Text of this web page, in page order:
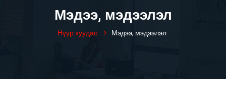
Мэдээ, мэдээлэл
Нүүр хуудас Мэдээ, мэдээлэл